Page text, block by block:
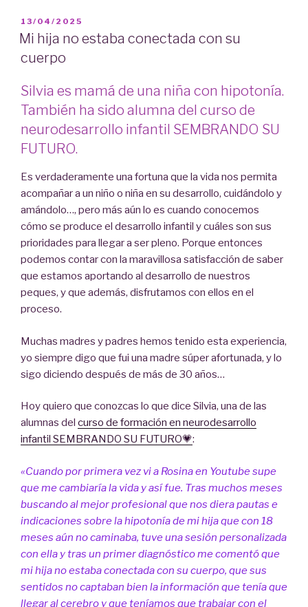
PUBLICADO
EL
13/04/2025
Mi hija no estaba conectada con su
cuerpo
Silvia es mamá de una niña con hipotonía.
También ha sido alumna del curso de
neurodesarrollo infantil SEMBRANDO SU
FUTURO.
Es verdaderamente una fortuna que la vida nos permita
acompañar a un niño o niña en su desarrollo, cuidándolo y
amándolo…, pero más aún lo es cuando conocemos
cómo se produce el desarrollo infantil y cuáles son sus
prioridades para llegar a ser pleno. Porque entonces
podemos contar con la maravillosa satisfacción de saber
que estamos aportando al desarrollo de nuestros
peques, y que además, disfrutamos con ellos en el
proceso.
Muchas madres y padres hemos tenido esta experiencia,
yo siempre digo que fui una madre súper afortunada, y lo
sigo diciendo después de más de 30 años…
Hoy quiero que conozcas lo que dice Silvia, una de las
alumnas del curso de formación en neurodesarrollo
infantil SEMBRANDO SU FUTURO💗:
«Cuando por primera vez vi a Rosina en Youtube supe
que me cambiaría la vida y así fue. Tras muchos meses
buscando al mejor profesional que nos diera pautas e
indicaciones sobre la hipotonía de mi hija que con 18
meses aún no caminaba, tuve una sesión personalizada
con ella y tras un primer diagnóstico me comentó que
mi hija no estaba conectada con su cuerpo, que sus
sentidos no captaban bien la información que tenía que
llegar al cerebro y que teníamos que trabajar con el